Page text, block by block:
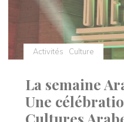
l’Avent
unique
signé
Activités Culture
La semaine
Une